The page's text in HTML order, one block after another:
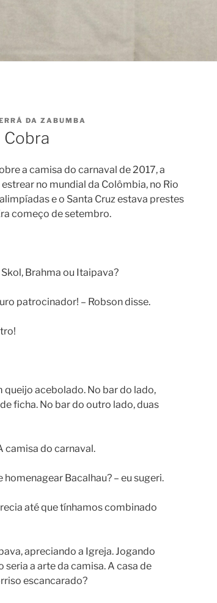
DA ZABUMBA
Cobra
a camisa do carnaval de 2017, a
no mundial da Colômbia, no Rio
e o Santa Cruz estava prestes
começo de setembro.
Brahma ou Itaipava?
patrocinador! – Robson disse.
queijo acebolado. No bar do lado,
ficha. No bar do outro lado, duas
camisa do carnaval.
Bacalhau? – eu sugeri.
até que tínhamos combinado
apreciando a Igreja. Jogando
a arte da camisa. A casa de
escancarado?